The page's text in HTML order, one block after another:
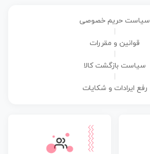
سیاست حریم خصوصی
قوانین و مقررات
سیاست بازگشت کالا
رفع ایرادات و شکایات